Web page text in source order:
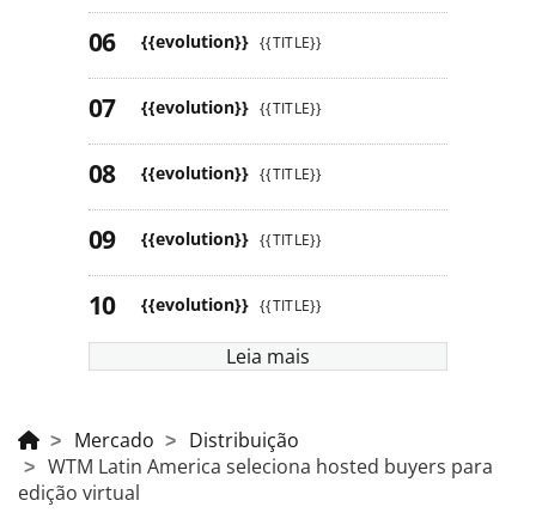
{{evolution}} {{TITLE}}
{{evolution}} {{TITLE}}
{{evolution}} {{TITLE}}
{{evolution}} {{TITLE}}
{{evolution}} {{TITLE}}
Leia mais
Mercado
Distribuição
WTM Latin America seleciona hosted buyers para
edição virtual